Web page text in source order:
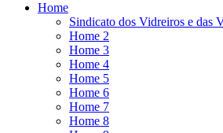
Home
Sindicato dos Vidreiros e das
Home 2
Home 3
Home 4
Home 5
Home 6
Home 7
Home 8